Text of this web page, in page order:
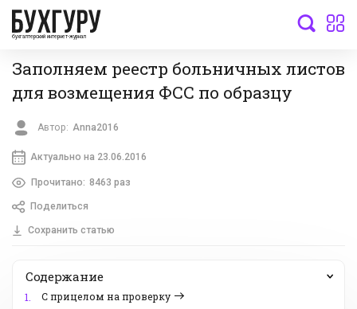
бухгалтерский интернет-журнал
Заполняем реестр больничных листов
для возмещения ФСС по образцу
Автор: Anna2016
Актуально на 23.06.2016
Прочитано: 8463 раз
Поделиться
Сохранить статью
Содержание
1.
С прицелом на проверку